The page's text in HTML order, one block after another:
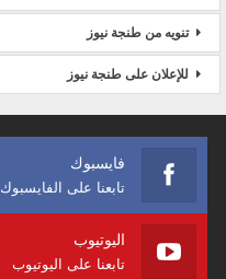
تنويه من طنجة نيوز
للإعلان على طنجة نيوز
فايسبوك
تابعنا على الفايسبوك
اليوتيوب
تابعنا على اليوتيوب